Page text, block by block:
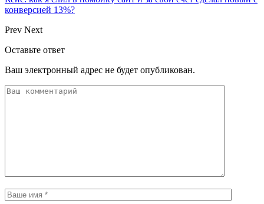
конверсией 13%?
Prev Next
Оставьте ответ
Ваш электронный адрес не будет опубликован.